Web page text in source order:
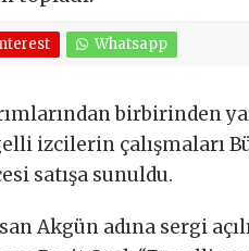
Whatsapp
birbirinden
izcilerin çalışmaları
satışa sunuldu.
Akgün adına sergi